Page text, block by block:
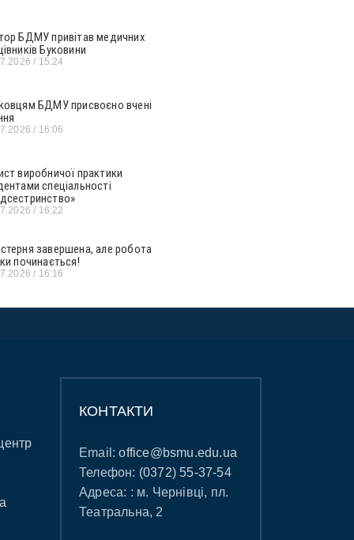
БДМУ привітав медичних
Буковини
15:24
БДМУ присвоєно вчені
16:06
виробничої практики
спеціальності
16:22
завершена, але робота
починається!
16:16
КОНТАКТИ
Email:office@bsmu.edu.ua
Телефон: (0372) 55-37-54
Адреса: : м. Чернівці, пл.
Театральна, 2